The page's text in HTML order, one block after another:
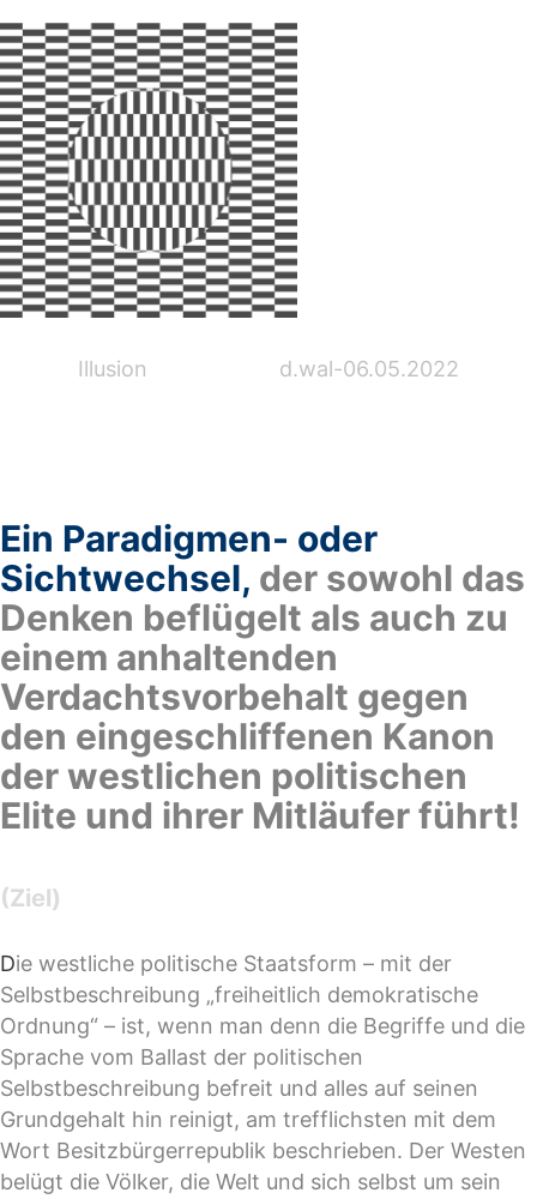
Illusion d.wal-06.05.2022
Ein Paradigmen- oder
Sichtwechsel, der sowohl das
Denken beflügelt als auch zu
einem anhaltenden
Verdachtsvorbehalt gegen
den eingeschliffenen Kanon
der westlichen politischen
Elite und ihrer Mitläufer führt!
(Ziel)
Die westliche politische Staatsform – mit der
Selbstbeschreibung „freiheitlich demokratische
Ordnung“ – ist, wenn man denn die Begriffe und die
Sprache vom Ballast der politischen
Selbstbeschreibung befreit und alles auf seinen
Grundgehalt hin reinigt, am trefflichsten mit dem
Wort Besitzbürgerrepublik beschrieben. Der Westen
belügt die Völker, die Welt und sich selbst um sein